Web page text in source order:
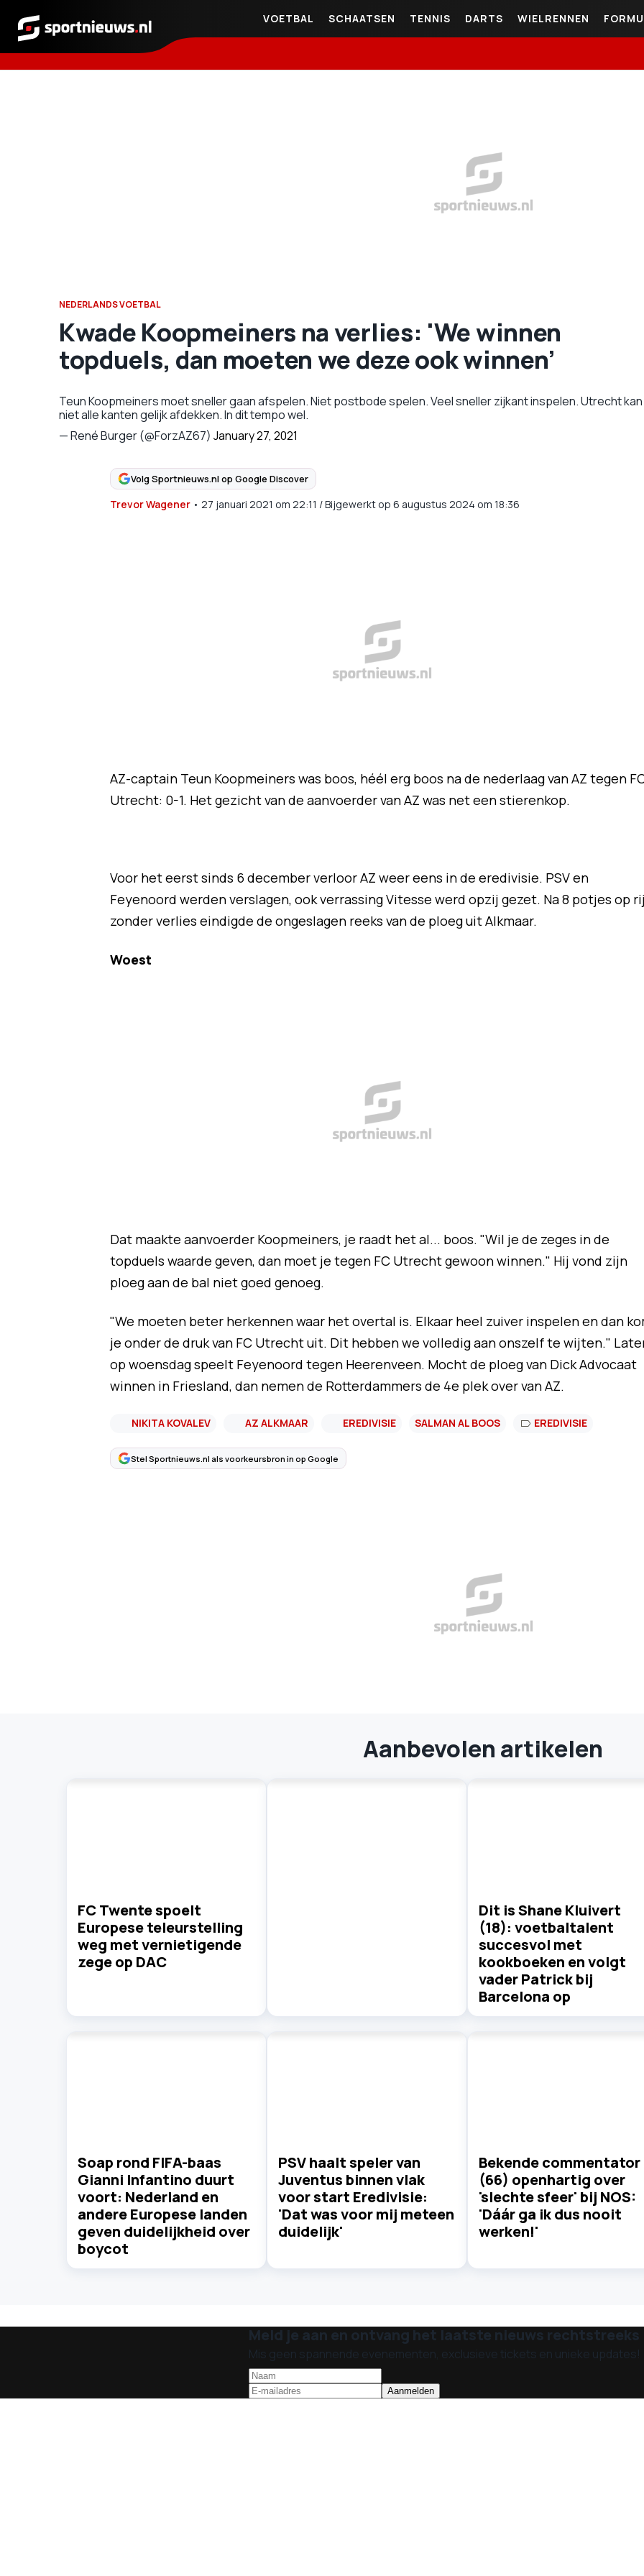
Sportnieuws.nl
VOETBAL SCHAATSEN TENNIS DARTS WIELRENNEN
NEDERLANDS VOETBAL
Kwade Koopmeiners na verlies: 'We winnen
topduels, dan moeten we deze ook winnen’
Teun Koopmeiners moet sneller gaan afspelen. Niet postbode spelen. Veel sneller zijkant inspelen. Utrecht kan
niet alle kanten gelijk afdekken. In dit tempo wel.
— René Burger (@ForzAZ67) January 27, 2021
Volg Sportnieuws.nl op Google Discover
Trevor Wagener• 27 januari 2021 om 22:11 /Bijgewerkt op 6 augustus 2024 om 18:36
AZ-captain Teun Koopmeiners was boos, héél erg boos na de nederlaag van AZ tegen
Utrecht: 0-1. Het gezicht van de aanvoerder van AZ was net een stierenkop.
Voor het eerst sinds 6 december verloor AZ weer eens in de eredivisie. PSV en
Feyenoord werden verslagen, ook verrassing Vitesse werd opzij gezet. Na 8 potjes op
zonder verlies eindigde de ongeslagen reeks van de ploeg uit Alkmaar.
Woest
Dat maakte aanvoerder Koopmeiners, je raadt het al... boos. "Wil je de zeges in de
topduels waarde geven, dan moet je tegen FC Utrecht gewoon winnen." Hij vond zijn
ploeg aan de bal niet goed genoeg.
"We moeten beter herkennen waar het overtal is. Elkaar heel zuiver inspelen en dan
je onder de druk van FC Utrecht uit. Dit hebben we volledig aan onszelf te wijten."
op woensdag speelt Feyenoord tegen Heerenveen. Mocht de ploeg van Dick Advocaat
winnen in Friesland, dan nemen de Rotterdammers de 4e plek over van AZ.
NIKITA KOVALEV AZ ALKMAAR EREDIVISIE SALMAN AL BOOS EREDIVISIE
Stel Sportnieuws.nl als voorkeursbron in op Google
Aanbevolen artikelen
FC Twente spoelt
Europese teleurstelling
weg met vernietigende
zege op DAC
Dit is Shane Kluivert
(18): voetbaltalent
succesvol met
kookboeken en volgt
vader Patrick bij
Barcelona op
Soap rond FIFA-baas
Gianni Infantino duurt
voort: Nederland en
andere Europese landen
geven duidelijkheid over
boycot
PSV haalt speler van
Juventus binnen vlak
voor start Eredivisie:
'Dat was voor mij meteen
duidelijk'
Bekende commentator
(66) openhartig over
'slechte sfeer' bij NOS:
'Dáár ga ik dus nooit
werken!'
Meld je aan en ontvang het laatste nieuws rechtstreeks
Mis geen spannende evenementen, exclusieve tickets en unieke updates!